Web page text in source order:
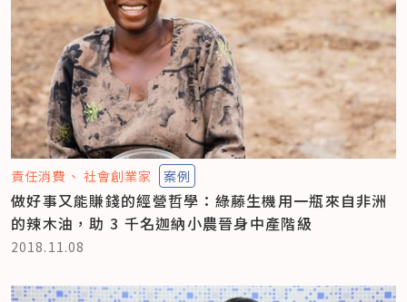
責任消費 社會創業家 案例
做好事又能賺錢的經營哲學：綠藤生機用一瓶來自非洲
的辣木油，助 3 千名迦納小農晉身中產階級
2018.11.08